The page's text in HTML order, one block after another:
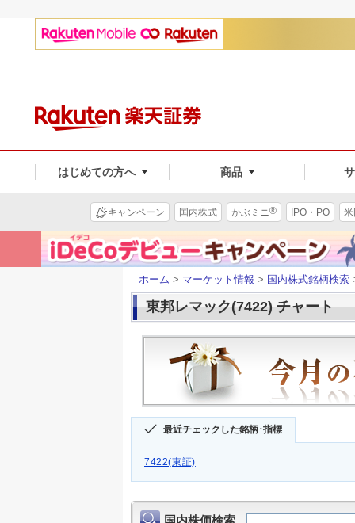
はじめての方へ 商品
キャンペーン 国内株式 かぶミニ® IPO・PO
ホーム > マーケット情報 > 国内株式銘柄検索
東邦レマック(7422) チャート
最近チェックした銘柄･指標
7422(東証)